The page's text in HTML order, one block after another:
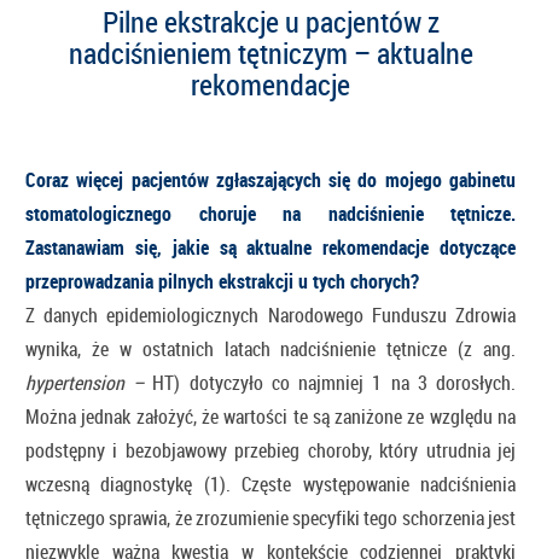
Pilne ekstrakcje u pacjentów z
nadciśnieniem tętniczym – aktualne
rekomendacje
Coraz więcej pacjentów zgłaszających się do mojego gabinetu
stomatologicznego choruje na nadciśnienie tętnicze.
Zastanawiam się, jakie są aktualne rekomendacje dotyczące
przeprowadzania pilnych ekstrakcji u tych chorych?
Z danych epidemiologicznych Narodowego Funduszu Zdrowia
wynika, że w ostatnich latach nadciśnienie tętnicze (z ang.
hypertension – HT) dotyczyło co najmniej 1 na 3 dorosłych.
Można jednak założyć, że wartości te są zaniżone ze względu na
podstępny i bezobjawowy przebieg choroby, który utrudnia jej
wczesną diagnostykę (1). Częste występowanie nadciśnienia
tętniczego sprawia, że zrozumienie specyfiki tego schorzenia jest
niezwykle ważną kwestią w kontekście codziennej praktyki